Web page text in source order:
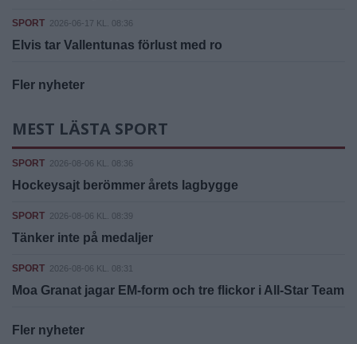
SPORT 2026-06-17 KL. 08:36
Elvis tar Vallentunas förlust med ro
Fler nyheter
MEST LÄSTA SPORT
SPORT 2026-08-06 KL. 08:36
Hockeysajt berömmer årets lagbygge
SPORT 2026-08-06 KL. 08:39
Tänker inte på medaljer
SPORT 2026-08-06 KL. 08:31
Moa Granat jagar EM-form och tre flickor i All-Star Team
Fler nyheter